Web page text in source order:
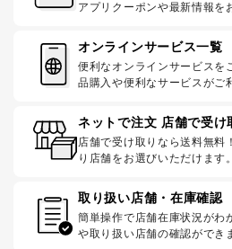
アプリクーポンや最新情報を
オンラインサービス一覧
便利なオンラインサービスを
品購入や便利なサービスがご
ネットで注文 店舗で受け
店舗で受け取りなら送料無料
り店舗をお選びいただけます。
取り扱い店舗・在庫確認
簡単操作で店舗在庫状況がわ
や取り扱い店舗の確認ができ